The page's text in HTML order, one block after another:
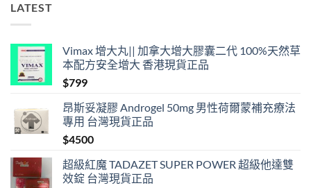
購
LATEST
Vimax 增大丸|| 加拿大增大膠囊二代 100%天然草
本配方安全增大 香港現貨正品
$799
昂斯妥凝膠 Androgel 50mg 男性荷爾蒙補充療法
專用 台灣現貨正品
$4500
超級紅魔 TADAZET SUPER POWER 超級他達雙
效錠 台灣現貨正品